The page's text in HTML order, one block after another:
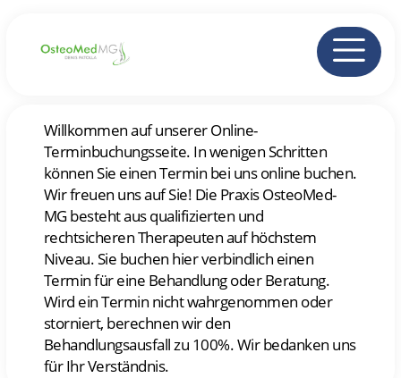
Willkommen auf unserer Online-
Terminbuchungsseite. In wenigen Schritten
können Sie einen Termin bei uns online buchen.
Wir freuen uns auf Sie! Die Praxis OsteoMed-
MG besteht aus qualifizierten und
rechtsicheren Therapeuten auf höchstem
Niveau. Sie buchen hier verbindlich einen
Termin für eine Behandlung oder Beratung.
Wird ein Termin nicht wahrgenommen oder
storniert, berechnen wir den
Behandlungsausfall zu 100%. Wir bedanken uns
für Ihr Verständnis.